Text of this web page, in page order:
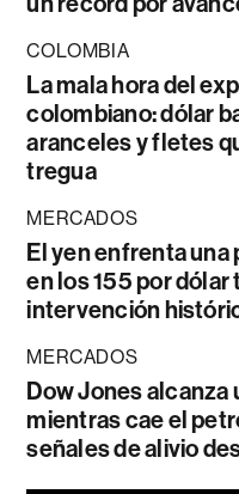
COLOMBIA
La mala hora del
colombiano: dólar
aranceles y fletes
tregua
MERCADOS
El yen enfrenta una
en los 155 por dólar
intervención
MERCADOS
Dow Jones alcanza
mientras cae el
señales de alivio